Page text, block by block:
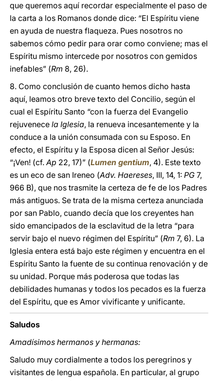
que queremos aquí recordar especialmente el paso de
la carta a los Romanos donde dice: “El Espíritu viene
en ayuda de nuestra flaqueza. Pues nosotros no
sabemos cómo pedir para orar como conviene; mas el
Espíritu mismo intercede por nosotros con gemidos
inefables” (Rm 8, 26).
8. Como conclusión de cuanto hemos dicho hasta
aquí, leamos otro breve texto del Concilio, según el
cual el Espíritu Santo “con la fuerza del Evangelio
rejuvenece la Iglesia, la renueva incesantemente y la
conduce a la unión consumada con su Esposo. En
efecto, el Espíritu y la Esposa dicen al Señor Jesús:
“¡Ven! (cf.Ap 22, 17)” (Lumen gentium, 4). Este texto
es un eco de san Ireneo (Adv. Haereses, III, 14, 1: PG 7,
966 B), que nos trasmite la certeza de fe de los Padres
más antiguos. Se trata de la misma certeza anunciada
por san Pablo, cuando decía que los creyentes han
sido emancipados de la esclavitud de la letra “para
servir bajo el nuevo régimen del Espíritu” (Rm 7, 6). La
Iglesia entera está bajo este régimen y encuentra en el
Espíritu Santo la fuente de su continua renovación y de
su unidad. Porque más poderosa que todas las
debilidades humanas y todos los pecados es la fuerza
del Espíritu, que es Amor vivificante y unificante.
Saludos
Amadísimos hermanos y hermanas:
Saludo muy cordialmente a todos los peregrinos y
visitantes de lengua española. En particular, al grupo